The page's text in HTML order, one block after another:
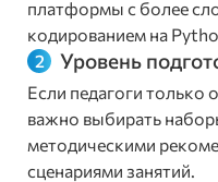
платформы с более
кодированием на
Уровень
Если педагоги только
важно выбирать
методическими
сценариями занятий.